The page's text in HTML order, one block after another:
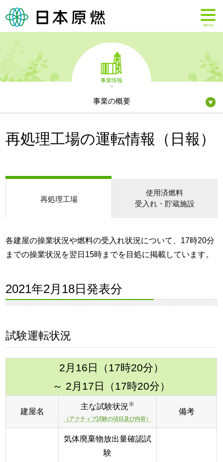
MENU
事業情報
事業の概要
再処理工場の運転情報（日報）
再処理工場
使用済燃料
受入れ・貯蔵施設
各建屋の操業状況や燃料の受入れ状況について、17時20分
までの操業状況を翌日15時までを目処に掲載しています。
2021年2月18日発表分
試験運転状況
2月16日（17時20分）
～ 2月17日（17時20分）
建屋名
主な試験状況※
（アクティブ試験の項目及び内容）
備考
気体廃棄物放出量確認試
験